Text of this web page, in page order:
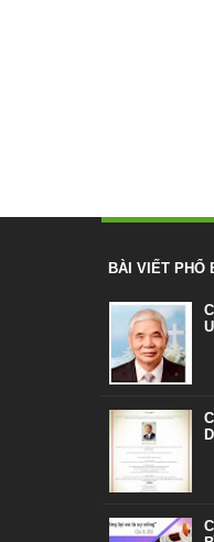
BÀI VIẾT PHỔ